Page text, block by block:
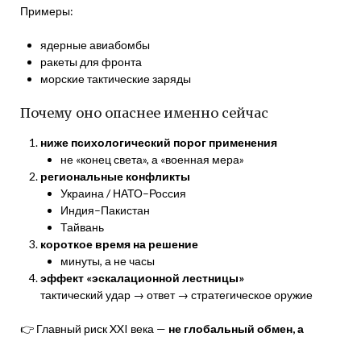
Примеры:
ядерные авиабомбы
ракеты для фронта
морские тактические заряды
Почему оно опаснее именно сейчас
ниже психологический порог применения
не «конец света», а «военная мера»
региональные конфликты
Украина / НАТО–Россия
Индия–Пакистан
Тайвань
короткое время на решение
минуты, а не часы
эффект «эскалационной лестницы»
тактический удар → ответ → стратегическое оружие
👉 Главный риск XXI века — не глобальный обмен, а